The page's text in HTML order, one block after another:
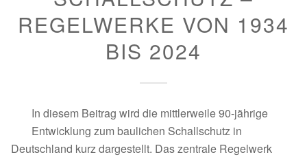
REGELWERKE VON 1934
BIS 2024
In diesem Beitrag wird die mittlerweile 90-jährige
Entwicklung zum baulichen Schallschutz in
Deutschland kurz dargestellt. Das zentrale Regelwerk